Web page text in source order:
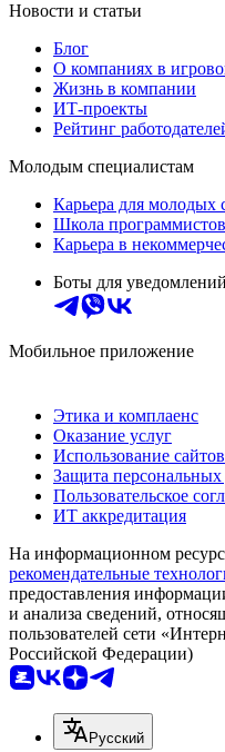
Новости и статьи
Блог
О компаниях в
Жизнь в компании
ИТ-проекты
Рейтинг
Молодым специалистам
Карьера для молодых
Школа программистов
Карьера в
Боты для уведомлений
Мобильное приложение
Этика и комплаенс
Оказание услуг
Использование сайтов
Защита
Пользовательское
ИТ аккредитация
На информационном
рекомендательные
предоставления
и анализа сведений,
пользователей сети
Российской Федерации)
Русский